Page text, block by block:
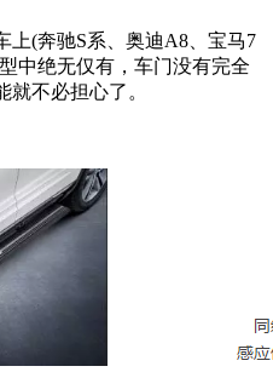
上(奔驰S系、奥迪A8、宝马7
中绝无仅有，车门没有完全
不必担心了。